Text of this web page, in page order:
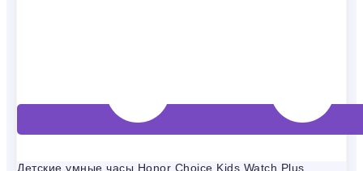
Детские умные часы Honor Choice Kids Watch Plus